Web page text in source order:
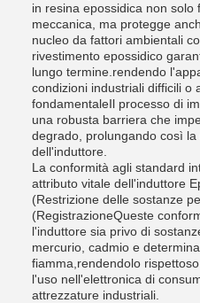
in resina epossidica non solo
meccanica, ma protegge
nucleo da fattori ambientali
rivestimento epossidico
lungo termine.rendendo
condizioni industriali difficili o
fondamentaleIl processo di
una robusta barriera che
degrado, prolungando così
dell'induttore.
La conformità agli standard
attributo vitale dell'induttore
(Restrizione delle sostanze
(RegistrazioneQueste
l'induttore sia privo di
mercurio, cadmio e
fiamma,rendendolo
l'uso nell'elettronica di
attrezzature industriali.